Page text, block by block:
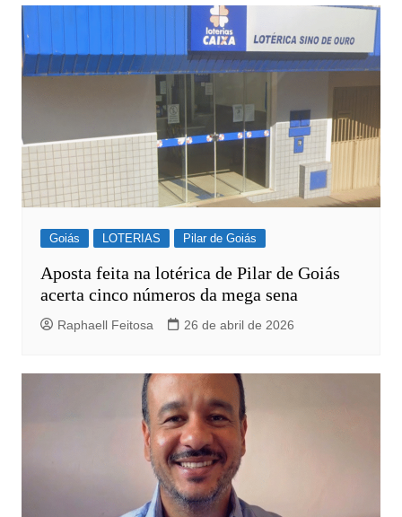
Goiás LOTERIAS Pilar de Goiás
Aposta feita na lotérica de Pilar de Goiás
acerta cinco números da mega sena
Raphaell Feitosa 26 de abril de 2026